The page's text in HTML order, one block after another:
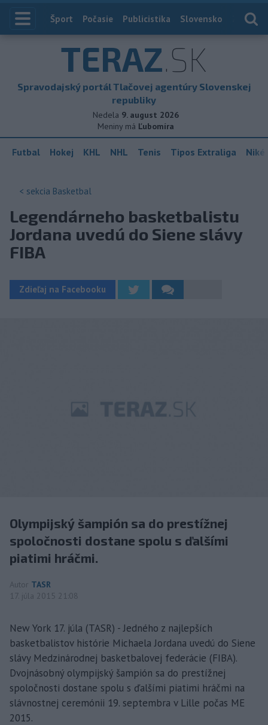
Index
Šport Počasie Publicistika Slovensko
TERAZ.SK
Spravodajský portál Tlačovej agentúry Slovenskej
republiky
Nedela 9. august 2026
Meniny má Ľubomíra
Futbal Hokej KHL NHL Tenis Tipos Extraliga
< sekcia Basketbal
Legendárneho basketbalistu
Jordana uvedú do Siene slávy
FIBA
Zdieľaj na Facebooku
Olympijský šampión sa do prestížnej
spoločnosti dostane spolu s ďalšími
piatimi hráčmi.
Autor TASR
17. júla 2015 21:08
New York 17. júla (TASR) - Jedného z najlepších
basketbalistov histórie Michaela Jordana uvedú do Siene
slávy Medzinárodnej basketbalovej federácie (FIBA).
Dvojnásobný olympijský šampión sa do prestížnej
spoločnosti dostane spolu s ďalšími piatimi hráčmi na
slávnostnej ceremónii 19. septembra v Lille počas ME
2015.